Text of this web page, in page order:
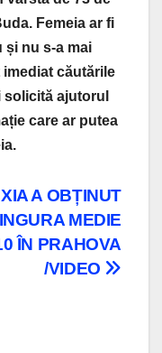
Femeia ar fi
și nu s-a mai
căutările
ajutorul
care ar putea
A OBȚINUT
MEDIE
ÎN PRAHOVA
/VIDEO